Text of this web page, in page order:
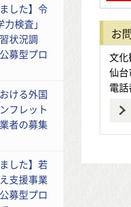
した】令
検査」
状況調
募型プロ
ける外国
フレット
者の募集
した】若
支援事業
募型プロ
お
文
仙
電